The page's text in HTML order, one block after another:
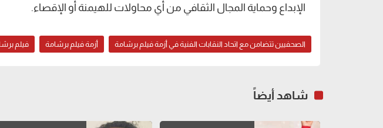
الإبداع وحماية المجال الثقافي من أي محاولات للهيمنة أو الإقصاء.
الصحفيين تتضامن مع اتحاد النقابات الفنية في أزمة فيلم برشامة أزمة فيلم برشامة فيلم
شاهد أيضاً